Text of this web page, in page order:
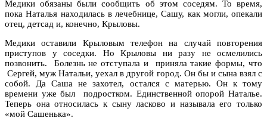
Медики обязаны были сообщить об этом соседям. То время,
пока Наталья находилась в лечебнице, Сашу, как могли, опекали
отец, детсад и, конечно, Крыловы.
Медики оставили Крыловым телефон на случай повторения
приступов у соседки. Но Крыловы ни разу не осмелились
позвонить. Болезнь не отступала и приняла такие формы, что
Сергей, муж Натальи, уехал в другой город. Он бы и сына взял с
собой. Да Саша не захотел, остался с матерью. Он к тому
времени уже был подростком. Единственной опорой Наталье.
Теперь она относилась к сыну ласково и называла его только
«мой Сашенька».